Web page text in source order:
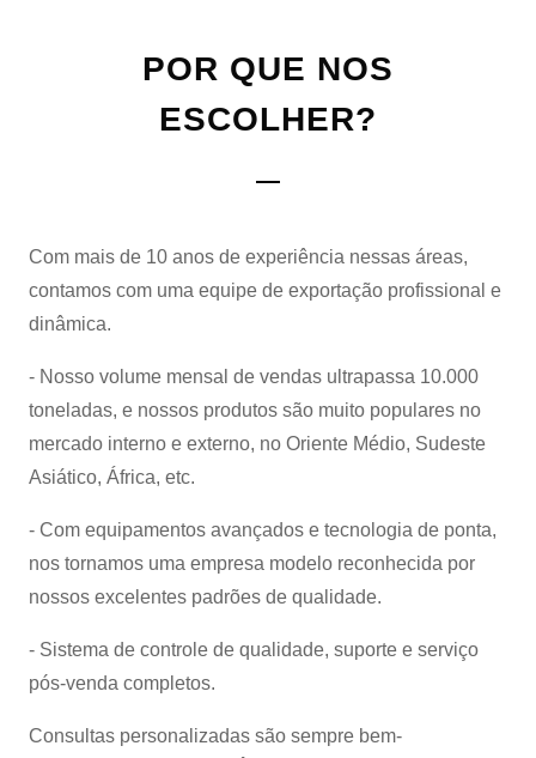
POR QUE NOS
ESCOLHER?
Com mais de 10 anos de experiência nessas áreas,
contamos com uma equipe de exportação profissional e
dinâmica.
- Nosso volume mensal de vendas ultrapassa 10.000
toneladas, e nossos produtos são muito populares no
mercado interno e externo, no Oriente Médio, Sudeste
Asiático, África, etc.
- Com equipamentos avançados e tecnologia de ponta,
nos tornamos uma empresa modelo reconhecida por
nossos excelentes padrões de qualidade.
- Sistema de controle de qualidade, suporte e serviço
pós-venda completos.
Consultas personalizadas são sempre bem-